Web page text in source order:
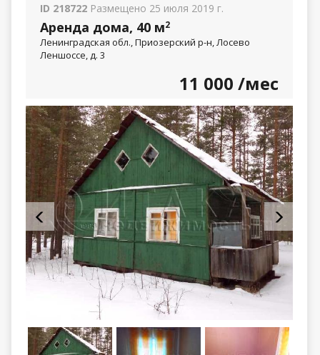
ID 218722 Размещено 25 июля 2019 г.
Аренда дома, 40 м2
Ленинградская обл., Приозерский р-н, Лосево
Леншоссе, д. 3
11 000 /мес